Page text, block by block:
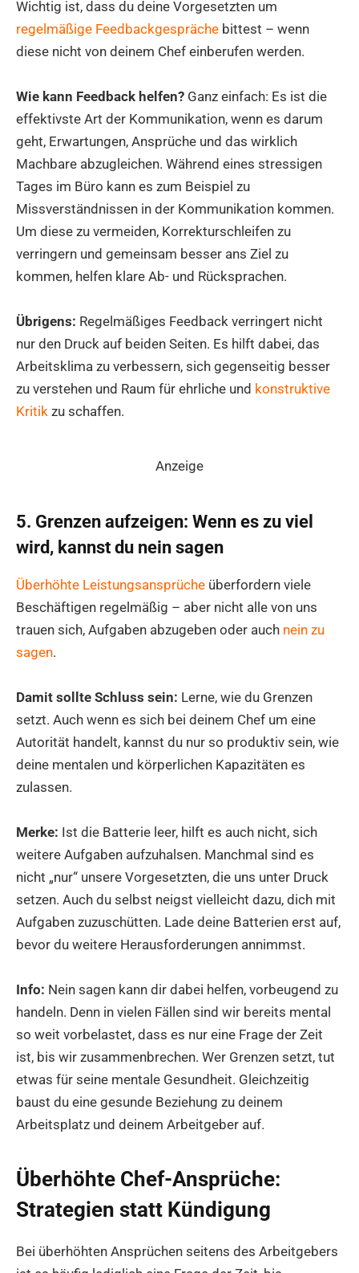
Wichtig ist, dass du deine Vorgesetzten um
regelmäßige Feedbackgespräche bittest – wenn
diese nicht von deinem Chef einberufen werden.
Wie kann Feedback helfen? Ganz einfach: Es ist die
effektivste Art der Kommunikation, wenn es darum
geht, Erwartungen, Ansprüche und das wirklich
Machbare abzugleichen. Während eines stressigen
Tages im Büro kann es zum Beispiel zu
Missverständnissen in der Kommunikation kommen.
Um diese zu vermeiden, Korrekturschleifen zu
verringern und gemeinsam besser ans Ziel zu
kommen, helfen klare Ab- und Rücksprachen.
Übrigens: Regelmäßiges Feedback verringert nicht
nur den Druck auf beiden Seiten. Es hilft dabei, das
Arbeitsklima zu verbessern, sich gegenseitig besser
zu verstehen und Raum für ehrliche und konstruktive
Kritik zu schaffen.
Anzeige
5. Grenzen aufzeigen: Wenn es zu viel
wird, kannst du nein sagen
Überhöhte Leistungsansprüche überfordern viele
Beschäftigen regelmäßig – aber nicht alle von uns
trauen sich, Aufgaben abzugeben oder auch nein zu
sagen.
Damit sollte Schluss sein: Lerne, wie du Grenzen
setzt. Auch wenn es sich bei deinem Chef um eine
Autorität handelt, kannst du nur so produktiv sein, wie
deine mentalen und körperlichen Kapazitäten es
zulassen.
Merke: Ist die Batterie leer, hilft es auch nicht, sich
weitere Aufgaben aufzuhalsen. Manchmal sind es
nicht „nur“ unsere Vorgesetzten, die uns unter Druck
setzen. Auch du selbst neigst vielleicht dazu, dich mit
Aufgaben zuzuschütten. Lade deine Batterien erst auf,
bevor du weitere Herausforderungen annimmst.
Info: Nein sagen kann dir dabei helfen, vorbeugend zu
handeln. Denn in vielen Fällen sind wir bereits mental
so weit vorbelastet, dass es nur eine Frage der Zeit
ist, bis wir zusammenbrechen. Wer Grenzen setzt, tut
etwas für seine mentale Gesundheit. Gleichzeitig
baust du eine gesunde Beziehung zu deinem
Arbeitsplatz und deinem Arbeitgeber auf.
Überhöhte Chef-Ansprüche:
Strategien statt Kündigung
Bei überhöhten Ansprüchen seitens des Arbeitgebers